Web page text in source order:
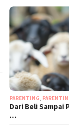
PARENTING
Dari Beli Sampai
…